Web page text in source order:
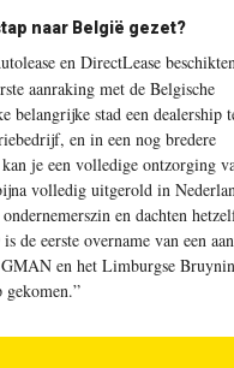
naar België gezet?
en DirectLease
aanraking met de Belgische
belangrijke stad een dealership
en in een nog bredere
je een volledige ontzorging
volledig uitgerold in
en dachten
de eerste overname van een
GMAN en het Limburgse